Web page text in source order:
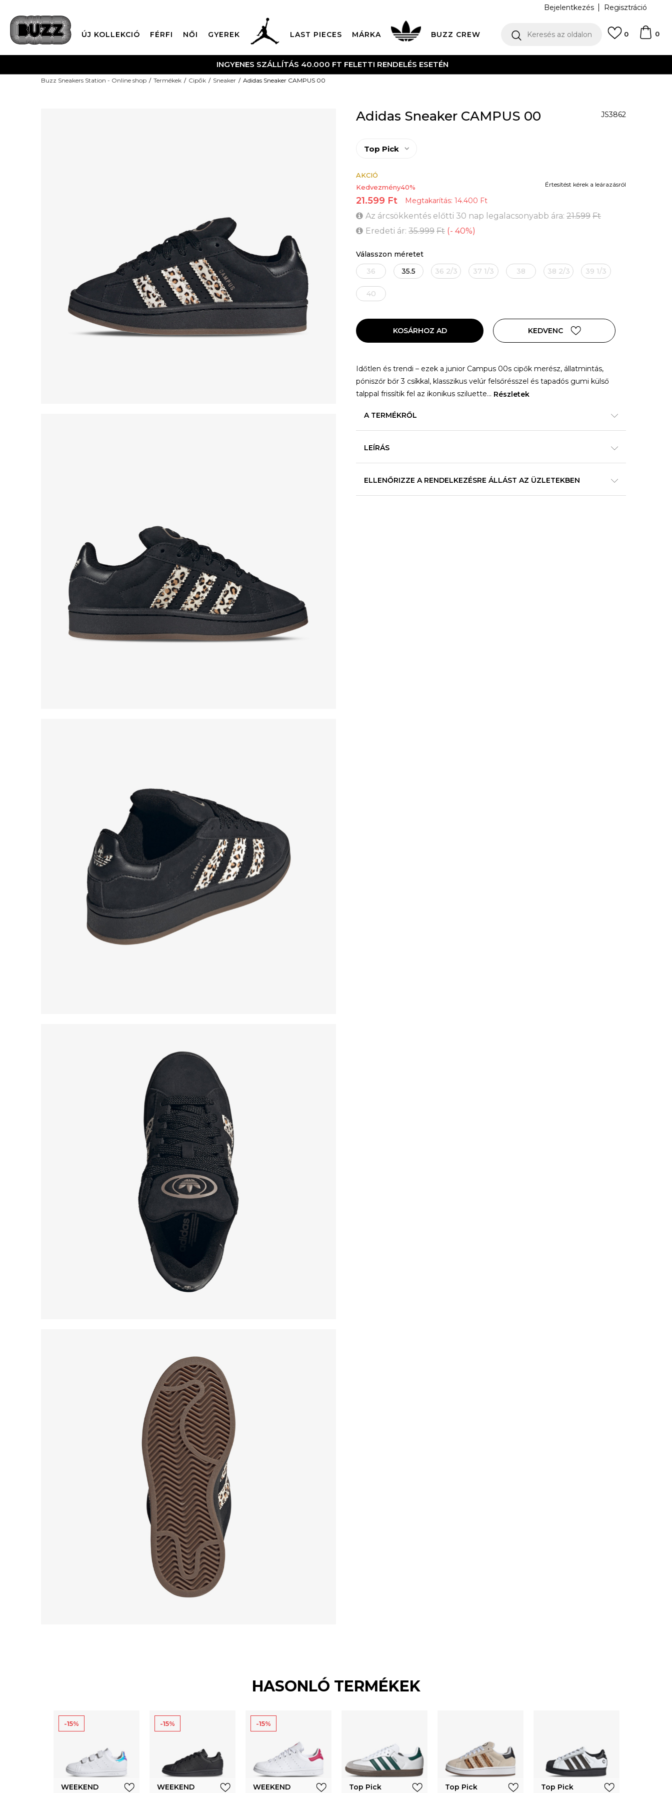
Bejelentkezés Regisztráció
ÚJ KOLLEKCIÓ FÉRFI NŐI GYEREK LAST PIECES MÁRKA BUZZ CREW Keresés az oldalon 0
0
UTÁNVÉTES ÉS BANKKÁRTYÁS FIZETÉS
Buzz Sneakers Station - Online shop Termékek Cipők Sneaker Adidas Sneaker CAMPUS 00
Adidas Sneaker CAMPUS 00 JS3862
Top Pick
AKCIÓ
Kedvezmény40%
21.599 Ft Megtakarítás: 14.400 Ft
Az árcsökkentés előtti 30 nap legalacsonyabb ára: 21.599 Ft
Eredeti ár: 35.999 Ft (- 40%)
Értesítést kérek a leárazásról
Válasszon méretet
36
35.5 36 2/3 37 1/3 38 38 2/3 39 1/3
40
KOSÁRHOZ AD KEDVENC
Időtlen és trendi – ezek a junior Campus 00s cipők merész, állatmintás,
póniszőr bőr 3 csíkkal, klasszikus velúr felsőrésszel és tapadós gumi külső
talppal frissítik fel az ikonikus sziluette... Részletek
A TERMÉKRŐL
LEÍRÁS
ELLENŐRIZZE A RENDELKEZÉSRE ÁLLÁST AZ ÜZLETEKBEN
HASONLÓ TERMÉKEK
-15%
WEEKEND
-15%
WEEKEND
-15%
WEEKEND Top Pick Top Pick Top Pick